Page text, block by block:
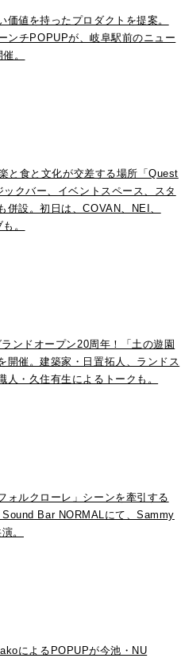
値を持ったプロダクトを提案。
ンチPOPUPが、岐阜駅前のニュー
。
と⾷と⽂化が交差する場所「Quest
クバー、イベントスペース、スタ
設。初日は、COVAN、NEI、
。
ンドオープン20周年！「土の遊園
開催。建築家・日置拓人、ランドス
・久住有生によるトークも。
ォルクローレ」シーンを牽引する
Bar NORMALにて、Sammy
。
によるPOPUPが今池・NU